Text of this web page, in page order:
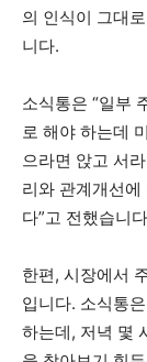
의 인식이 그대
니다.
소식통은 “일부
로 해야 하는데
으라면 앉고 서
리와 관계개선에
다”고 전했습니
한편, 시장에서
입니다. 소식통
하는데, 저녁 몇